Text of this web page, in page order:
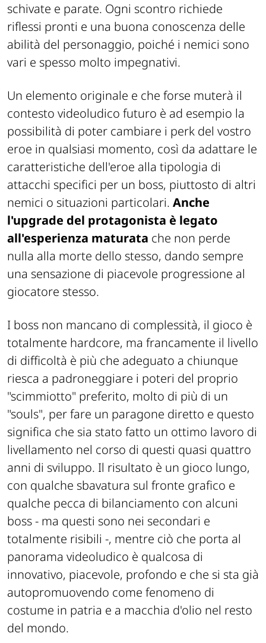
schivate e parate. Ogni scontro richiede
riflessi pronti e una buona conoscenza delle
abilità del personaggio, poiché i nemici sono
vari e spesso molto impegnativi.
Un elemento originale e che forse muterà il
contesto videoludico futuro è ad esempio la
possibilità di poter cambiare i perk del vostro
eroe in qualsiasi momento, così da adattare le
caratteristiche dell'eroe alla tipologia di
attacchi specifici per un boss, piuttosto di altri
nemici o situazioni particolari. Anche
l'upgrade del protagonista è legato
all'esperienza maturata che non perde
nulla alla morte dello stesso, dando sempre
una sensazione di piacevole progressione al
giocatore stesso.
I boss non mancano di complessità, il gioco è
totalmente hardcore, ma francamente il livello
di difficoltà è più che adeguato a chiunque
riesca a padroneggiare i poteri del proprio
"scimmiotto" preferito, molto di più di un
"souls", per fare un paragone diretto e questo
significa che sia stato fatto un ottimo lavoro di
livellamento nel corso di questi quasi quattro
anni di sviluppo. Il risultato è un gioco lungo,
con qualche sbavatura sul fronte grafico e
qualche pecca di bilanciamento con alcuni
boss - ma questi sono nei secondari e
totalmente risibili -, mentre ciò che porta al
panorama videoludico è qualcosa di
innovativo, piacevole, profondo e che si sta già
autopromuovendo come fenomeno di
costume in patria e a macchia d'olio nel resto
del mondo.